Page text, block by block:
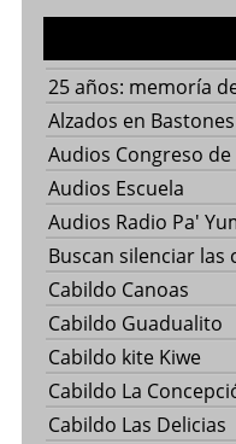
25 años: memoría
Alzados en
Audios Congreso
Audios Escuela
Audios Radio Pa'
Buscan silenciar las
Cabildo Canoas
Cabildo Guadualito
Cabildo kite Kiwe
Cabildo La
Cabildo Las Delicias